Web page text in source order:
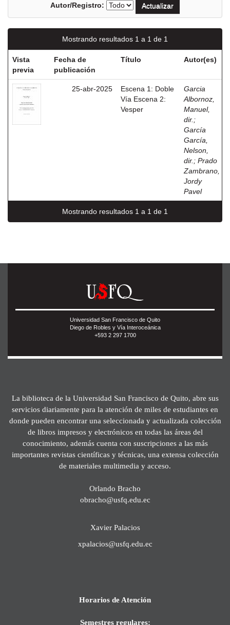
Autor/Registro:
Mostrando resultados 1 a 1 de 1
Vista
previa
Fecha de
publicación
Título Autor(es)
25-abr-2025
Escena 1: Doble
Vía Escena 2:
Vesper
Garcia
Albornoz,
Manuel,
dir. ;
García
García,
Nelson,
dir. ; Prado
Zambrano,
Jordy
Pavel
Mostrando resultados 1 a 1 de 1
Universidad San Francisco de Quito
Diego de Robles y Vía Interoceánica
+593 2 297 1700
La biblioteca de la Universidad San Francisco de Quito, abre sus
servicios diariamente para la atención de miles de estudiantes en
donde pueden encontrar una seleccionada y actualizada colección
de libros impresos y electrónicos en todas las áreas del
conocimiento, además cuenta con suscripciones a las más
importantes revistas científicas y técnicas, una extensa colección
de materiales multimedia y acceso.
Orlando Bracho
obracho@usfq.edu.ec
Xavier Palacios
xpalacios@usfq.edu.ec
Horarios de Atención
Semestres regulares: